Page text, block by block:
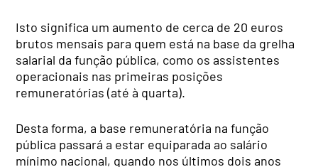
Isto significa um aumento de cerca de 20 euros
brutos mensais para quem está na base da grelha
salarial da função pública, como os assistentes
operacionais nas primeiras posições
remuneratórias (até à quarta).
Desta forma, a base remuneratória na função
pública passará a estar equiparada ao salário
mínimo nacional, quando nos últimos dois anos